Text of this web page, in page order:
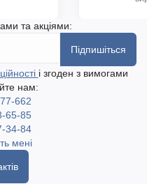
та акціями:
Підпишіться
і згоден з вимогами
нам:
662
65-85
34-84
мені